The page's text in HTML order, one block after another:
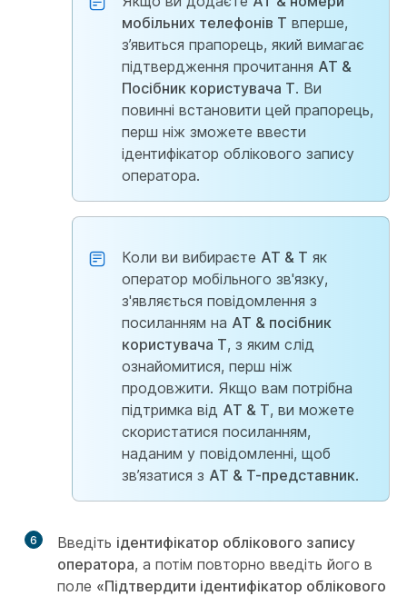
мобільних телефонів T вперше,
з’явиться прапорець, який вимагає
підтвердження прочитання AT &
Посібник користувача T. Ви
повинні встановити цей прапорець,
перш ніж зможете ввести
ідентифікатор облікового запису
оператора.
Коли ви вибираєте AT & T як
оператор мобільного зв'язку,
з'являється повідомлення з
посиланням на AT & посібник
користувача T, з яким слід
ознайомитися, перш ніж
продовжити. Якщо вам потрібна
підтримка від AT & T, ви можете
скористатися посиланням,
наданим у повідомленні, щоб
зв’язатися з AT & Т-представник.
6 Введіть ідентифікатор облікового запису
оператора, а потім повторно введіть його в
поле «Підтвердити ідентифікатор облікового